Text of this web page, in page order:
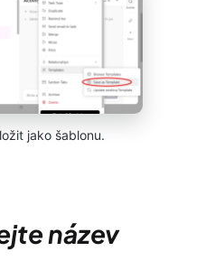
jako šablonu.
název